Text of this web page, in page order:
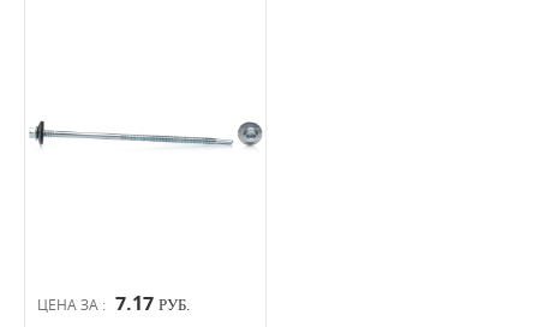
ЦЕНА ЗА : 7.17 РУБ.